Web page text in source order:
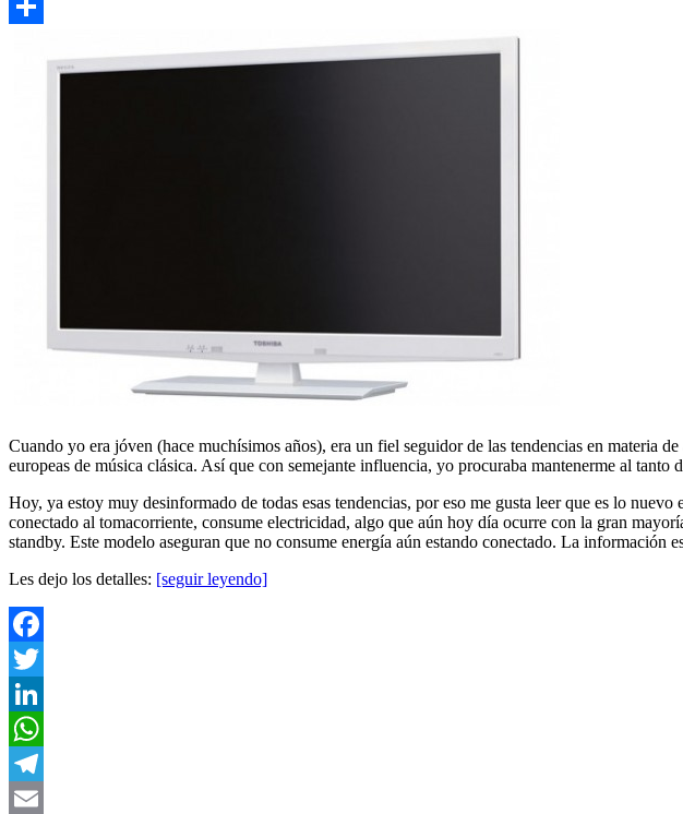
Email
Cuando yo era jóven (hace muchísimos años), era un fiel seguidor de las tendencias en materia
europeas de música clásica. Así que con semejante influencia, yo procuraba mantenerme al tanto
Hoy, ya estoy muy desinformado de todas esas tendencias, por eso me gusta leer que es lo
conectado al tomacorriente, consume electricidad, algo que aún hoy día ocurre con la gran
standby. Este modelo aseguran que no consume energía aún estando conectado. La información
Les dejo los detalles: [seguir leyendo]
Facebook
Twitter
LinkedIn
WhatsApp
Telegram